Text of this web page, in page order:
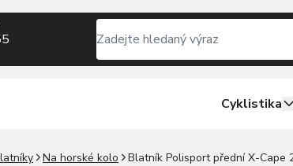
Cyklistika
Na horské kolo Blatník Polisport přední X-Cape